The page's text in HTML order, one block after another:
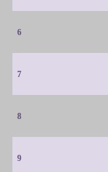
6
7
8
9